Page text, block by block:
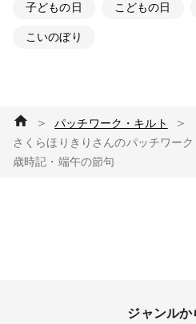
子どもの日 こどもの日
こいのぼり
＞ パッチワーク・キルト ＞
さくらほりきりさんのパッチワー
歳時記・端午の節句
ジャンルか